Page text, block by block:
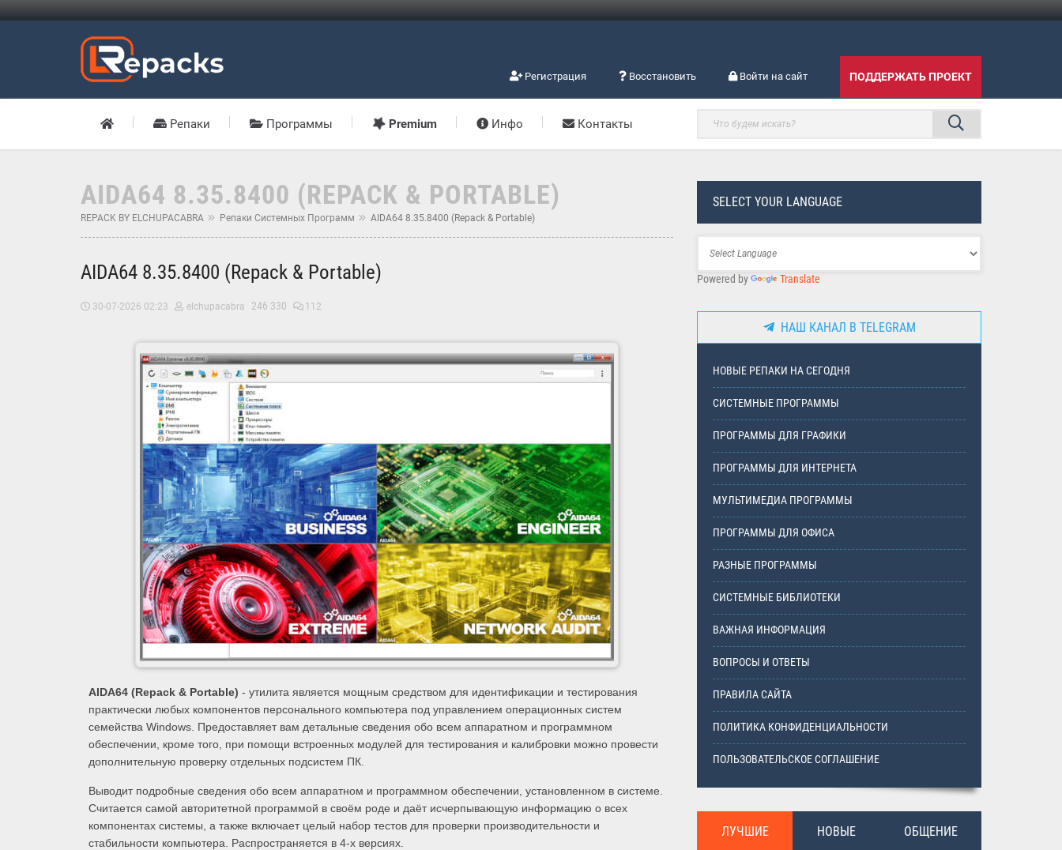
Регистрация Восстановить Войти на сайт ПОДДЕРЖАТЬ ПРОЕКТ
Репаки Программы Premium Инфо Контакты
AIDA64 8.35.8400 (REPACK & PORTABLE)
REPACK BY ELCHUPACABRA Репаки Системных Программ AIDA64 8.35.8400 (Repack & Portable)
AIDA64 8.35.8400 (Repack & Portable)
30-07-2026 02:23 elchupacabra 246 330 112
AIDA64 (Repack & Portable) - утилита является мощным средством для идентификации и тестирования
практически любых компонентов персонального компьютера под управлением операционных систем
семейства Windows. Предоставляет вам детальные сведения обо всем аппаратном и программном
обеспечении, кроме того, при помощи встроенных модулей для тестирования и калибровки можно провести
дополнительную проверку отдельных подсистем ПК.
Выводит подробные сведения обо всем аппаратном и программном обеспечении, установленном в системе.
Считается самой авторитетной программой в своём роде и даёт исчерпывающую информацию о всех
компонентах системы, а также включает целый набор тестов для проверки производительности и
стабильности компьютера. Распространяется в 4-х версиях.
SELECT YOUR LANGUAGE
Powered by Translate
НАШ КАНАЛ В TELEGRAM
НОВЫЕ РЕПАКИ НА СЕГОДНЯ
СИСТЕМНЫЕ ПРОГРАММЫ
ПРОГРАММЫ ДЛЯ ГРАФИКИ
ПРОГРАММЫ ДЛЯ ИНТЕРНЕТА
МУЛЬТИМЕДИА ПРОГРАММЫ
ПРОГРАММЫ ДЛЯ ОФИСА
РАЗНЫЕ ПРОГРАММЫ
СИСТЕМНЫЕ БИБЛИОТЕКИ
ВАЖНАЯ ИНФОРМАЦИЯ
ВОПРОСЫ И ОТВЕТЫ
ПРАВИЛА САЙТА
ПОЛИТИКА КОНФИДЕНЦИАЛЬНОСТИ
ПОЛЬЗОВАТЕЛЬСКОЕ СОГЛАШЕНИЕ
ЛУЧШИЕ НОВЫЕ ОБЩЕНИЕ